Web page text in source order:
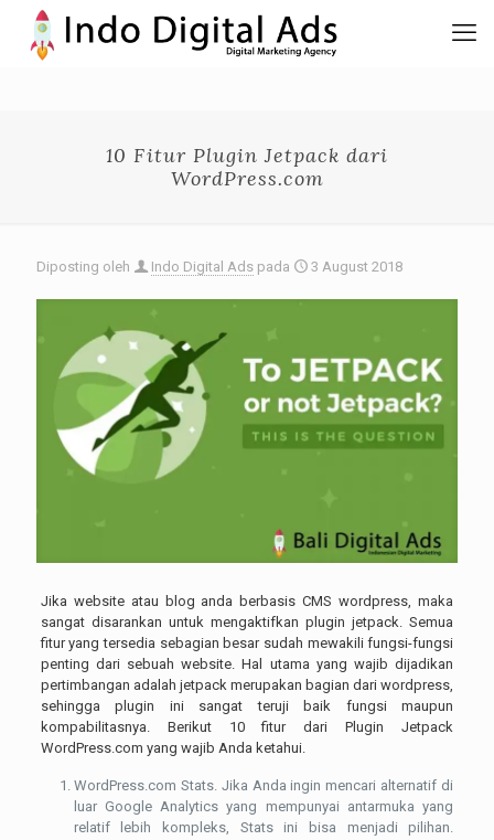
10 Fitur Plugin Jetpack dari
WordPress.com
Diposting oleh Indo Digital Ads pada 3 August 2018
Jika website atau blog anda berbasis CMS wordpress, maka
sangat disarankan untuk mengaktifkan plugin jetpack. Semua
fitur yang tersedia sebagian besar sudah mewakili fungsi-fungsi
penting dari sebuah website. Hal utama yang wajib dijadikan
pertimbangan adalah jetpack merupakan bagian dari wordpress,
sehingga plugin ini sangat teruji baik fungsi maupun
kompabilitasnya. Berikut 10 fitur dari Plugin Jetpack
WordPress.com yang wajib Anda ketahui.
WordPress.com Stats. Jika Anda ingin mencari alternatif di
luar Google Analytics yang mempunyai antarmuka yang
relatif lebih kompleks, Stats ini bisa menjadi pilihan.